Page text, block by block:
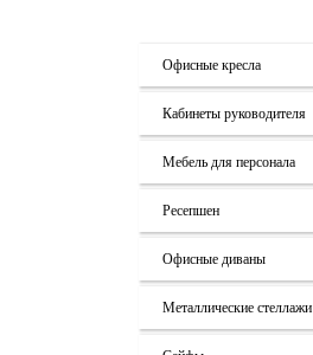
Офисные кресла
Кабинеты руководителя
Мебель для персонала
Ресепшен
Офисные диваны
Металлические стеллажи